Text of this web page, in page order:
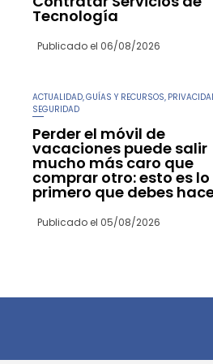
Tecnología
Publicado el 06/08/2026
ACTUALIDAD GUÍAS Y RECURSOS
SEGURIDAD
Perder el móvil de
vacaciones puede salir
mucho más caro que
comprar otro: esto es lo
primero que debes
Publicado el 05/08/2026